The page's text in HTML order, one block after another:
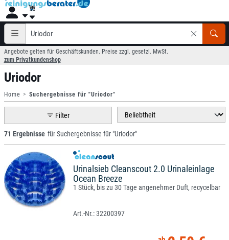
Angebote gelten für Geschäftskunden. Preise zzgl. gesetzl. MwSt.
zum Privatkundenshop
Uriodor
Home Suchergebnisse für "Uriodor"
Filter
71 Ergebnisse für Suchergebnisse für "Uriodor"
Urinalsieb Cleanscout 2.0 Urinaleinlage
Ocean Breeze
1 Stück, bis zu 30 Tage angenehmer Duft, recycelbar
32200397